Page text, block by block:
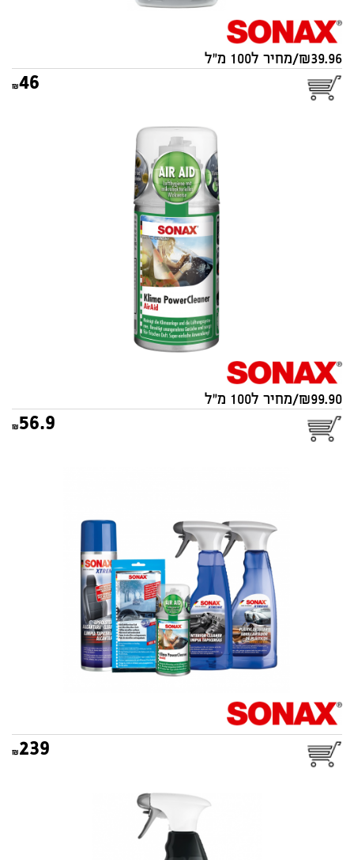
39.96/מחיר ל100 מ"ל
46
רימון מחדש מערכות מיזוג
אוויר SONAX 100ml
99.90/מחיר ל100 מ"ל
56.9
239
מנקה ומחדש גאנטים ביסט
SONAX BEAST 1L